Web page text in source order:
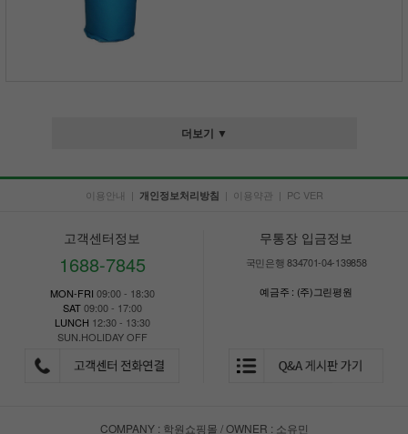
더보기 ▼
이용안내 | 개인정보처리방침 | 이용약관 | PC VER
고객센터정보
1688-7845
MON-FRI 09:00 - 18:30
SAT09:00 - 17:00
LUNCH 12:30 - 13:30
SUN.HOLIDAY OFF
무통장 입금정보
국민은행 834701-04-139858
예금주 : (주)그린평원
COMPANY : 학원쇼핑몰 / OWNER : 소유민